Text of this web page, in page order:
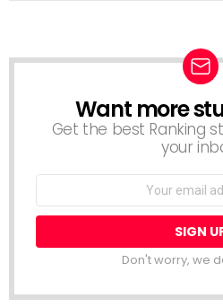
NEWSLETTER
Want more
Get the best Ranking
your
Don't worry, we